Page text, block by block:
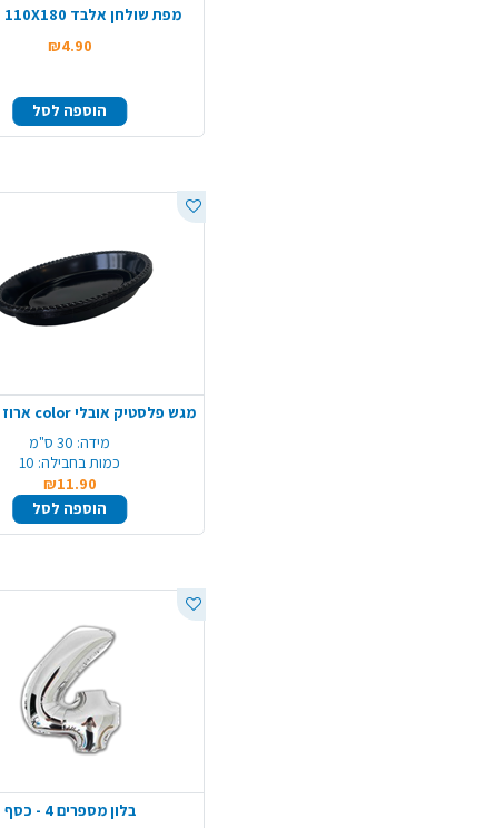
מפת שולחן אלבד 110X180 - אדום
₪4.90
הוספה לסל
מידה: 30 ס"מ
כמות בחבילה: 10
₪11.90
הוספה לסל
בלון מספרים 4 - כסף